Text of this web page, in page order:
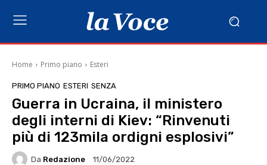
Home Primo piano Esteri
PRIMO PIANO ESTERI SENZA
Guerra in Ucraina, il ministero
degli interni di Kiev: “Rinvenuti
più di 123mila ordigni esplosivi”
Da Redazione 11/06/2022